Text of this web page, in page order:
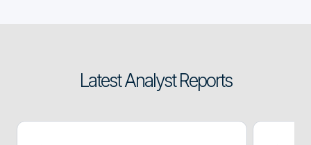
Latest Analyst Reports